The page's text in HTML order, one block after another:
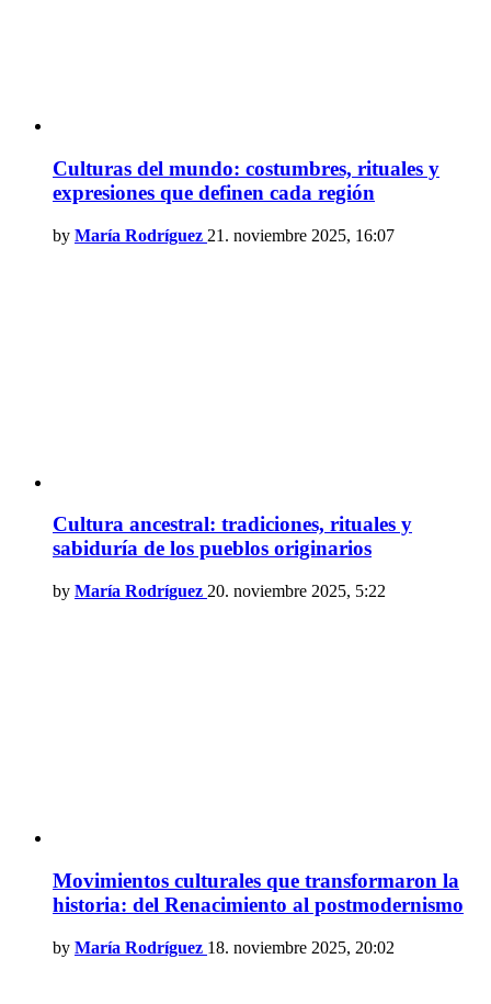
Culturas del mundo: costumbres, rituales y
expresiones que definen cada región
by María Rodríguez 21. noviembre 2025, 16:07
Cultura ancestral: tradiciones, rituales y
sabiduría de los pueblos originarios
by María Rodríguez 20. noviembre 2025, 5:22
Movimientos culturales que transformaron la
historia: del Renacimiento al postmodernismo
by María Rodríguez 18. noviembre 2025, 20:02